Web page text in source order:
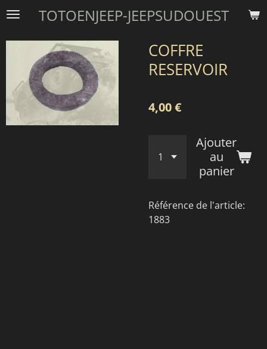
Passer
contenu
principal
TOTOENJEEP-JEEPSUDOUEST
COFFRE
RESERVOIR
4,00 €
Ajouter
au
panier
Référence de l'article:
1883